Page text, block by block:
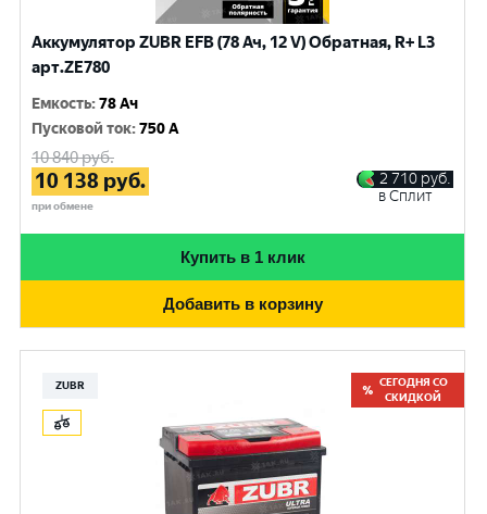
Аккумулятор ZUBR EFB (78 Ач, 12 V) Обратная, R+ L3
арт.ZE780
Емкость:78 Ач
Пусковой ток:750 A
10 840руб.
10 138 руб.
при обмене
2 710 руб.
в Сплит
Купить в 1 клик
Добавить в корзину
ZUBR
СЕГОДНЯ СО
СКИДКОЙ